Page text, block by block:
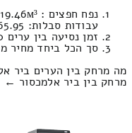
עבודות סבלות: 1165.95 ₪
זמן נסיעה בין ערים 0 דקות 0 שניות / מחיר נסיעה 0.00
סך הכל ביחד מחיר מחירון:
מה מרחק בין הערים ביר
מרחק בין ביר אלמכסור ← לאלומה